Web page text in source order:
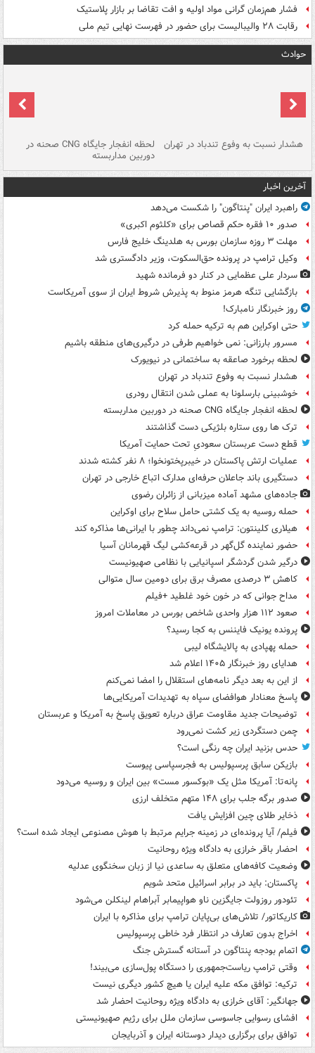
فشار هم‌زمان گرانی مواد اولیه و افت تقاضا بر بازار پلاستیک
رقابت ۲۸ والیبالیست برای حضور در فهرست نهایی تیم ملی
حوادث
هشدار نسبت به وفوع تندباد در تهران لحظه انفجار جایگاه CNG صحنه در
دوربین مداربسته
آخرین اخبار
راهبرد ایران "پنتاگون" را شکست می‌دهد
صدور ۱۰ فقره حکم قصاص برای «کلثوم اکبری»
مهلت ۳ روزه سازمان بورس به هلدینگ خلیج فارس
وکیل ترامپ در پرونده حق‌السکوت، وزیر دادگستری شد
سردار علی عظمایی در کنار دو فرمانده شهید
بازگشایی تنگه هرمز منوط به پذیرش شروط ایران از سوی آمریکاست
روز خبرنگار نامبارک!
حتی اوکراین هم به ترکیه حمله کرد
مسرور بارزانی: نمی خواهیم طرفی در درگیری‌های منطقه باشیم
لحظه برخورد صاعقه به ساختمانی در نیویورک
هشدار نسبت به وفوع تندباد در تهران
خوشبینی بارسلونا به عملی شدن انتقال رودری
لحظه انفجار جایگاه CNG صحنه در دوربین مداربسته
ترک ها روی ستاره بلژیکی دست گذاشتند
قطع دست عربستان سعودیِ تحت حمایت آمریکا
عملیات ارتش پاکستان در خیبرپختونخوا؛ ۸ نفر کشته شدند
دستگیری باند جاعلان حرفه‌ای مدارک اتباع خارجی در تهران
جاده‌های مشهد آماده میزبانی از زائران رضوی
حمله روسیه به یک کشتی حامل سلاح برای اوکراین
هیلاری کلینتون: ترامپ نمی‌داند چطور با ایرانی‌ها مذاکره کند
حضور نماینده گل‌گهر در قرعه‌کشی لیگ قهرمانان آسیا
درگیر شدن گردشگر اسپانیایی با نظامی صهیونیست
کاهش ۳ درصدی مصرف برق برای دومین سال متوالی
مداح جوانی که در خون خود غلطید +فیلم
صعود ۱۱۲ هزار واحدی شاخص بورس در معاملات امروز
پرونده یونیک فایننس به کجا رسید؟
حمله پهپادی به پالایشگاه لیبی
هدایای روز خبرنگار ۱۴۰۵ اعلام شد
از این به بعد دیگر نامه‌های استقلال را امضا نمی‌کنم
پاسخ معنادار هوافضای سپاه به تهدیدات آمریکایی‌ها
توضیحات جدید مقاومت عراق درباره تعویق پاسخ به آمریکا و عربستان
چمن دستگردی زیر کشت نمی‌رود
حدس بزنید ایران چه رنگی است؟
بازیکن سابق پرسپولیس به فجرسپاسی پیوست
پانه‌تا: آمریکا مثل یک «بوکسور مست» بین ایران و روسیه می‌دود
صدور برگه جلب برای ۱۴۸ متهم متخلف ارزی
ذخایر طلای چین افزایش یافت
فیلم/ آیا پرونده‌ای در زمینه جرایم مرتبط با هوش مصنوعی ایجاد شده است؟
احضار باقر خرازی به دادگاه ویژه روحانیت
وضعیت کافه‌های متعلق به ساعدی نیا از زبان سخنگوی عدلیه
پاکستان: باید در برابر اسرائیل متحد شویم
تئودور روزولت جایگزین ناو هواپیمابر آبراهام لینکلن می‌شود
کاریکاتور/ تلاش‌های بی‌پایان ترامپ برای مذاکره با ایران
اخراج بدون تعارف در انتظار فرد خاطی پرسپولیس
اتمام بودجه پنتاگون در آستانه گسترش جنگ
وقتی ترامپ ریاست‌جمهوری را دستگاه پول‌سازی می‌بیند!
ترکیه: توافق مکه علیه ایران یا هیچ کشور دیگری نیست
جهانگیر: آقای خرازی به دادگاه ویژه روحانیت احضار شد
افشای رسوایی جاسوسی سازمان ملل برای رژیم صهیونیستی
توافق برای برگزاری دیدار دوستانه ایران و آذربایجان